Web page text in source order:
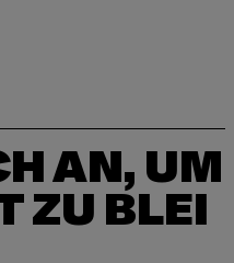
AN, UM
ZU BLEI